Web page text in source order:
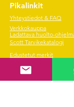
Pikalinkit
Yhteystiedot & FAQ
Verkkokauppa
Ladattava huolto-
Scott Tarvikekatalogi
Edustetut merkit
Hae